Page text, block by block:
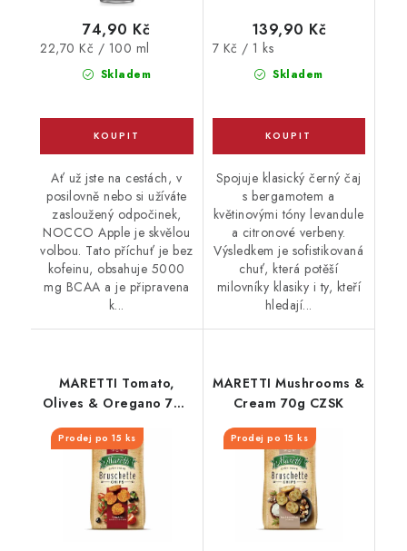
Skladem
74,90 Kč
Měrná
22,70 Kč / 100 ml
Ať už jste na cestách, v
posilovně nebo si užíváte
zasloužený odpočinek,
NOCCO Apple je skvělou
volbou. Tato příchuť je bez
kofeinu, obsahuje 5000
mg BCAA a je připravena
k...
Skladem
139,90 Kč
Měrná
7 Kč / 1 ks
Spojuje klasický černý čaj
s bergamotem a
květinovými tóny levandule
a citronové verbeny.
Výsledkem je sofistikovaná
chuť, která potěší
milovníky klasiky i ty, kteří
hledají...
MARETTI Tomato,
Olives & Oregano 70g
Prodej po 15 ks
MARETTI Mushrooms &
Cream 70g CZSK
Prodej po 15 ks